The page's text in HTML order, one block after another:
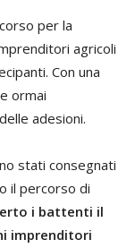
per la
agricoli
Con una
ormai
adesioni.
stati consegnati
il percorso di
i battenti il
imprenditori